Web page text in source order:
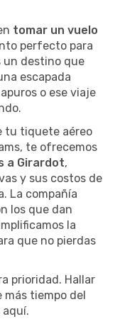
tomar un vuelo
perfecto para
un destino que
escapada
o ese viaje
tu tiquete aéreo
te ofrecemos
a Girardot,
y sus costos de
La compañía
los que dan
la
que no pierdas
prioridad. Hallar
tiempo del
aquí.